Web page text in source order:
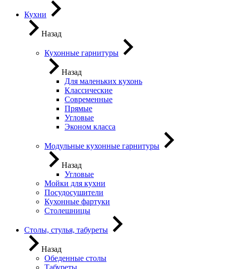
Кухни
Назад
Кухонные гарнитуры
Назад
Для маленьких кухонь
Классические
Современные
Прямые
Угловые
Эконом класса
Модульные кухонные гарнитуры
Назад
Угловые
Мойки для кухни
Посудосушители
Кухонные фартуки
Столешницы
Столы, стулья, табуреты
Назад
Обеденные столы
Табуреты